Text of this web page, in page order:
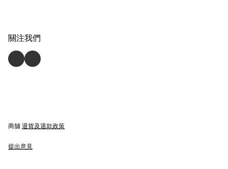
關注我們
商舖 退貨及退款政策
提出意見